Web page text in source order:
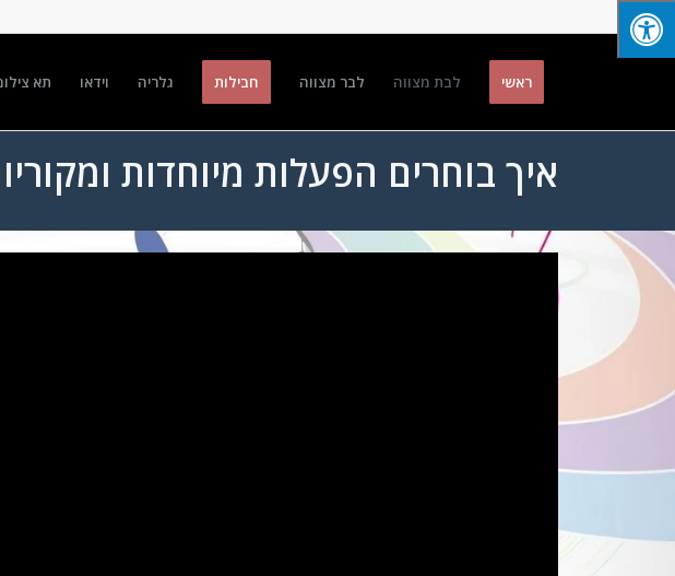
ראשי לבת מצווה לבר מצווה חבילות גלריה וידאו תא
איך בוחרים הפעלות מיוחדות